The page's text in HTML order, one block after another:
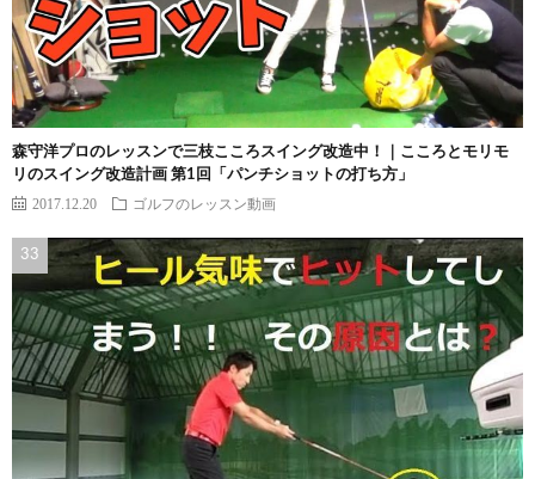
森守洋プロのレッスンで三枝こころスイング改造中！｜こころとモリモ
リのスイング改造計画 第1回「パンチショットの打ち方」
2017.12.20 ゴルフのレッスン動画